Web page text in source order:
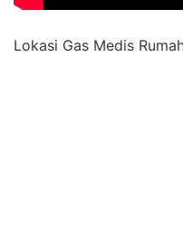
Lokasi Gas Medis